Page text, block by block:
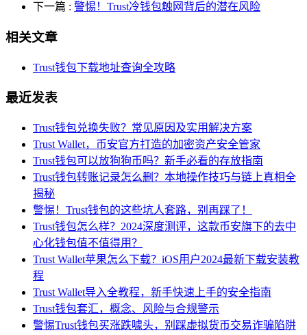
下一篇 : 警惕！Trust冷钱包触网背后的潜在风险
相关文章
Trust钱包下载地址查询全攻略
最近发表
Trust钱包兑换失败？常见原因及实用解决方案
Trust Wallet，币安官方打造的加密资产安全管家
Trust钱包可以放狗狗币吗？新手必看的存放指南
Trust钱包转账记录怎么删？本地操作技巧与链上真相全
揭秘
警惕！Trust钱包的这些坑人套路，别再踩了！
Trust钱包怎么样？2024深度测评，这款币安旗下的去中
心化钱包值不值得用？
Trust Wallet苹果怎么下载？iOS用户2024最新下载安装教
程
Trust Wallet导入全教程，新手快速上手的安全指南
Trust钱包套汇，概念、风险与合规警示
警惕Trust钱包买涨跌噱头，别踩虚拟货币交易诈骗陷阱